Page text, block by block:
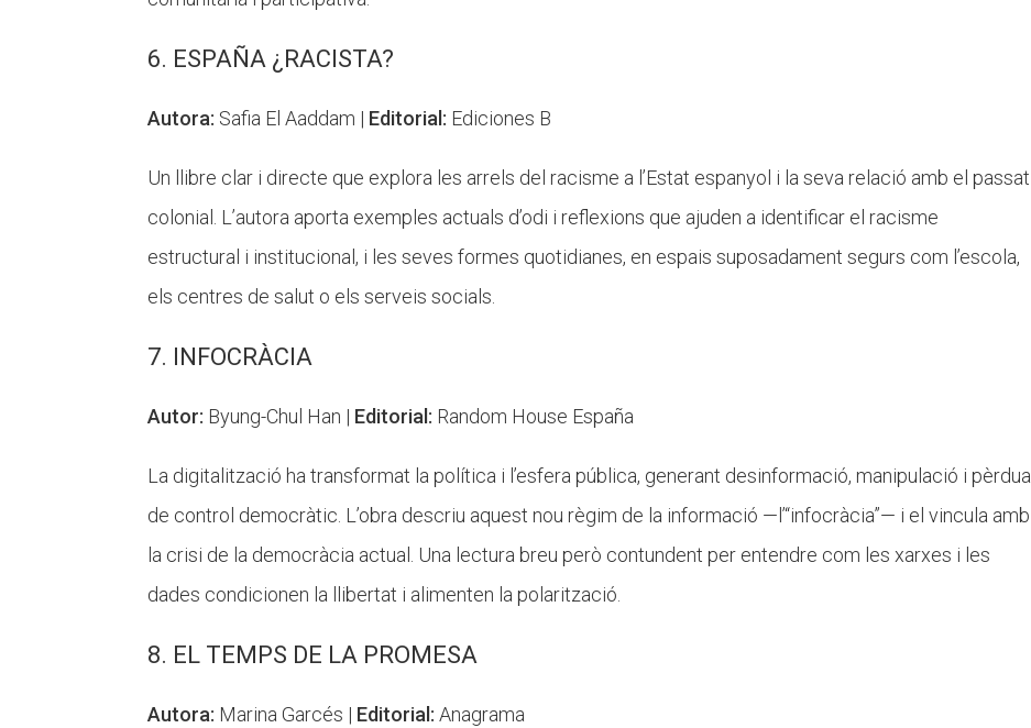
6. ESPAÑA ¿RACISTA?
Autora: Safia El Aaddam | Editorial: Ediciones B
Un llibre clar i directe que explora les arrels del racisme a l’Estat espanyol i la seva relació amb el passat
colonial. L’autora aporta exemples actuals d’odi i reflexions que ajuden a identificar el racisme
estructural i institucional, i les seves formes quotidianes, en espais suposadament segurs com l’escola,
els centres de salut o els serveis socials.
7. INFOCRÀCIA
Autor: Byung-Chul Han | Editorial: Random House España
La digitalització ha transformat la política i l’esfera pública, generant desinformació, manipulació i pèrdua
de control democràtic. L’obra descriu aquest nou règim de la informació —l’“infocràcia”— i el vincula amb
la crisi de la democràcia actual. Una lectura breu però contundent per entendre com les xarxes i les
dades condicionen la llibertat i alimenten la polarització.
8. EL TEMPS DE LA PROMESA
Autora: Marina Garcés | Editorial: Anagrama